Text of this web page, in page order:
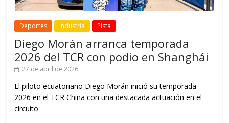
Deportes Industria Pista
Diego Morán arranca temporada
2026 del TCR con podio en Shanghái
27 de abril de 2026
El piloto ecuatoriano Diego Morán inició su temporada
2026 en el TCR China con una destacada actuación en el
circuito